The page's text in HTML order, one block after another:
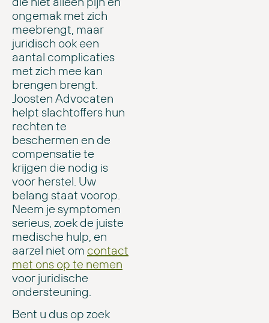
ongemak met zich
meebrengt, maar
juridisch ook een
aantal complicaties
met zich mee kan
brengen brengt.
Joosten Advocaten
helpt slachtoffers hun
rechten te
beschermen en de
compensatie te
krijgen die nodig is
voor herstel. Uw
belang staat voorop.
Neem je symptomen
serieus, zoek de juiste
medische hulp, en
aarzel niet om contact
met ons op te nemen
voor juridische
ondersteuning.
Bent u dus op zoek